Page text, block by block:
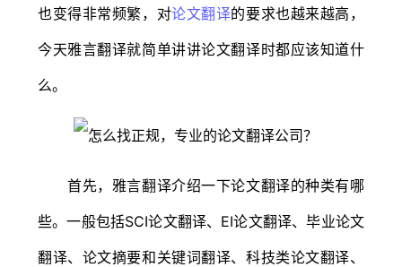
也变得非常频繁，对论文翻译的要求也越来越高，
今天雅言翻译就简单讲讲论文翻译时都应该知道什
么。
首先，雅言翻译介绍一下论文翻译的种类有哪
些。一般包括SCI论文翻译、EI论文翻译、毕业论文
翻译、论文摘要和关键词翻译、科技类论文翻译、